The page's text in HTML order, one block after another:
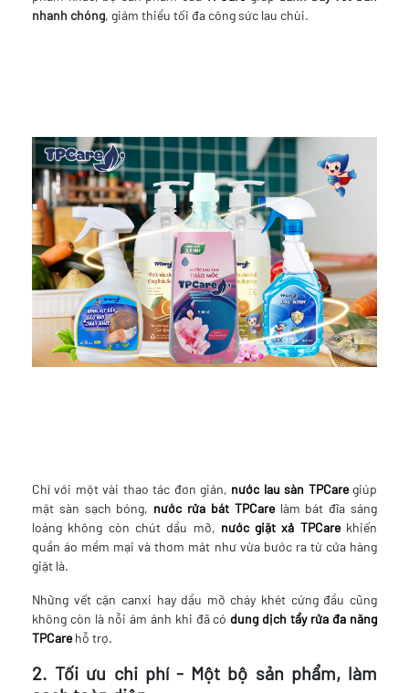
nhanh chóng, giảm thiểu tối đa công sức lau chùi.
Chỉ với một vài thao tác đơn giản, nước lau sàn TPCaregiúp
mặt sàn sạch bóng, nước rửa bát TPCarelàm bát đĩa sáng
loáng không còn chút dầu mỡ, nước giặt xả TPCarekhiến
quần áo mềm mại và thơm mát như vừa bước ra từ cửa hàng
giặt là.
Những vết cặn canxi hay dầu mỡ cháy khét cứng đầu cũng
không còn là nỗi ám ảnh khi đã có dung dịch tẩy rửa đa năng
TPCarehỗ trợ.
2. Tối ưu chi phí - Một bộ sản phẩm, làm